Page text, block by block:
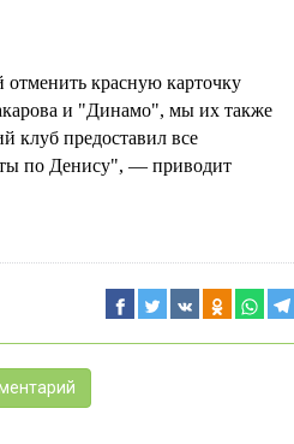
красную карточку
и "Динамо", мы их также
клуб предоставил все
по Денису", — приводит